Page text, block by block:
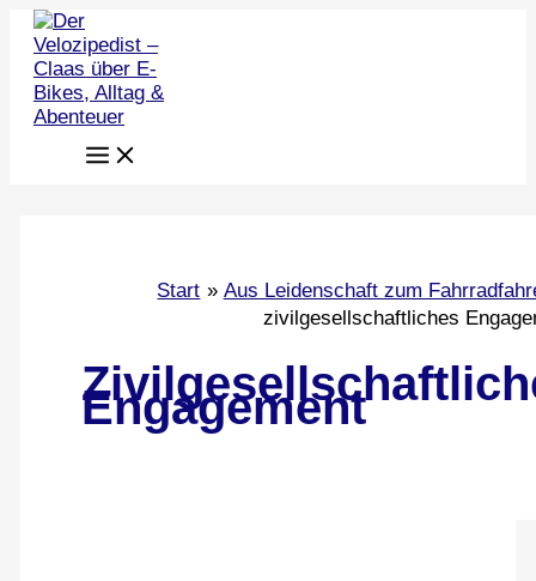
Zum
Inhalt
springen
Start
Aus Leidenschaft zum
zivilgesellschaftliches
Engagement